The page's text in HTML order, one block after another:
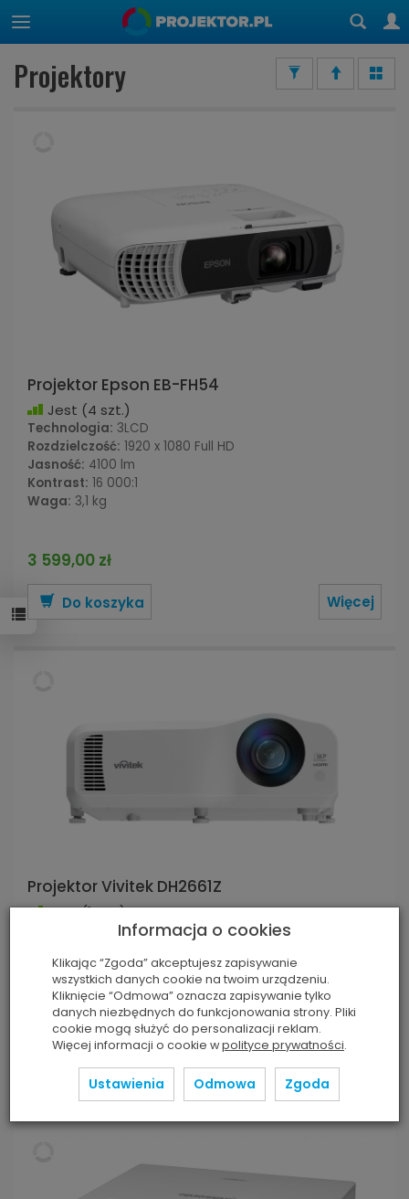
Projektory
Projektor Epson EB-FH54
Jest (4 szt.)
Technologia: 3LCD
Rozdzielczość: 1920 x 1080 Full HD
Jasność: 4100 lm
Kontrast: 16 000:1
Waga: 3,1 kg
3 599,00 zł
Do koszyka Więcej
Projektor Vivitek DH2661Z
Jest(1 szt.)
DLP
Jasność:4000 ANSI lm
Kontrast:30 000:1
Waga:4,8 kg
5 200,00 zł
Do koszyka Więcej
Informacja o cookies
Klikając “Zgoda” akceptujesz zapisywanie
wszystkich danych cookie na twoim urządzeniu.
Kliknięcie “Odmowa” oznacza zapisywanie tylko
danych niezbędnych do funkcjonowania strony. Pliki
cookie mogą służyć do personalizacji reklam.
Więcej informacji o cookie wpolityce prywatności.
Ustawienia Odmowa Zgoda